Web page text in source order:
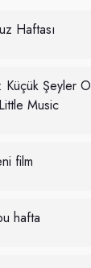
Haftası
Şeyler
Music
film
hafta